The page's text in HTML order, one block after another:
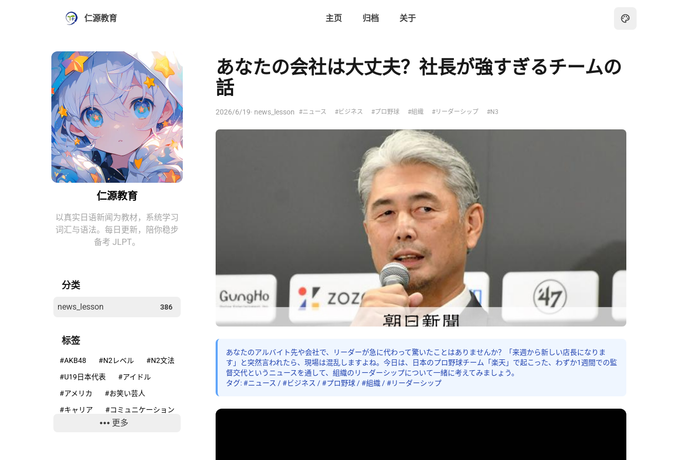
仁源教育 主页 归档 关于
仁源教育
以真实日语新闻为教材，系统学习
词汇与语法。每日更新，陪你稳步
备考 JLPT。
分类
news_lesson 386
标签
#AKB48 #N2レベル
#N2文法
#U19日本代表
#アイドル
#アメリカ
#お笑い芸人
#キャリア
#コミュニケーション
#コンプライアンス更多
あなたの会社は大丈夫？社長が強すぎるチームの
話
2026/6/19· news_lesson #ニュース #ビジネス #プロ野球 #組織 #リーダーシップ #N3
あなたのアルバイト先や会社で、リーダーが急に代わって驚いたことはありませんか？「来週から新しい店長になりま
す」と突然言われたら、現場は混乱しますよね。今日は、日本のプロ野球チーム「楽天」で起こった、わずか1週間での監
督交代というニュースを通して、組織のリーダーシップについて一緒に考えてみましょう。
タグ: #ニュース / #ビジネス / #プロ野球 / #組織 / #リーダーシップ